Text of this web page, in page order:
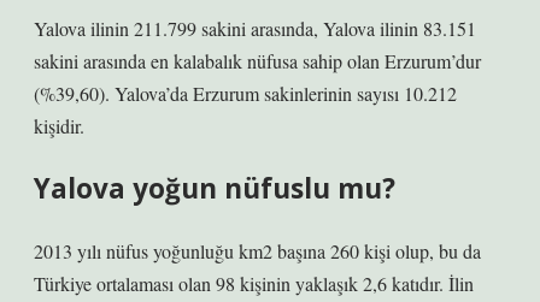
Yalova ilinin 211.799 sakini arasında, Yalova ilinin 83.151
sakini arasında en kalabalık nüfusa sahip olan Erzurum’dur
(%39,60). Yalova’da Erzurum sakinlerinin sayısı 10.212
kişidir.
Yalova yoğun nüfuslu mu?
2013 yılı nüfus yoğunluğu km2 başına 260 kişi olup, bu da
Türkiye ortalaması olan 98 kişinin yaklaşık 2,6 katıdır. İlin